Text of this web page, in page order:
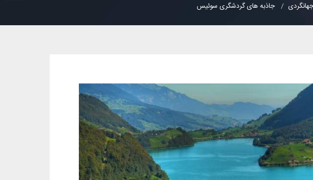
جهانگردی جاذبه های گردشگری سوئیس